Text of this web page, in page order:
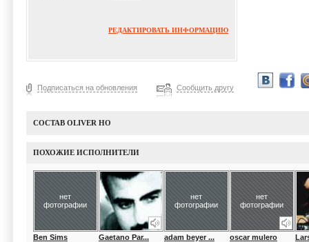
РЕДАКТИРОВАТЬ ИНФОРМАЦИЮ
Подписаться на обновления Сообщить другу
СОСТАВ OLIVER HO
ПОХОЖИЕ ИСПОЛНИТЕЛИ
нет
фотографии
Ben Sims Gaetano Par...
нет
фотографии
adam beyer ...
нет
фотографии
oscar mulero